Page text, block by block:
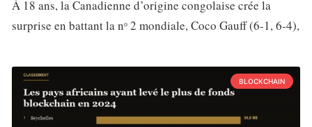
À 18 ans, la Canadienne d’origine congolaise crée la
surprise en battant la nᵒ 2 mondiale, Coco Gauff (6-1, 6-4),
BLOCKCHAIN